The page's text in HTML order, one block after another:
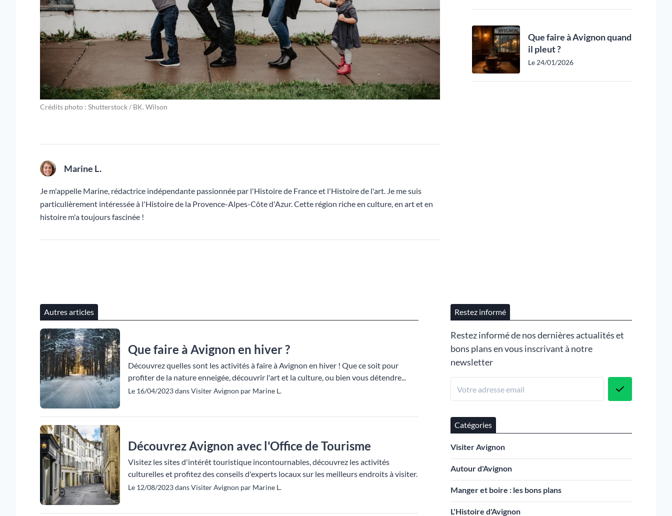
Crédits photo : Shutterstock / BK. Wilson
Marine L.
Je m'appelle Marine, rédactrice indépendante passionnée par l'Histoire de France et l'Histoire de l'art. Je me suis
particulièrement intéressée à l'Histoire de la Provence-Alpes-Côte d'Azur. Cette région riche en culture, en art et en
histoire m'a toujours fascinée !
Que faire à Avignon quand
il pleut ?
Le 24/01/2026
Autres articles
Que faire à Avignon en hiver ?
Découvrez quelles sont les activités à faire à Avignon en hiver ! Que ce soit pour
profiter de la nature enneigée, découvrir l'art et la culture, ou bien vous détendre...
Le 16/04/2023 dans Visiter Avignon par Marine L.
Découvrez Avignon avec l'Office de Tourisme
Visitez les sites d'intérêt touristique incontournables, découvrez les activités
culturelles et profitez des conseils d'experts locaux sur les meilleurs endroits à visiter.
Le 12/08/2023 dans Visiter Avignon par Marine L.
Restez informé
Restez informé de nos dernières actualités et
bons plans en vous inscrivant à notre
newsletter
Catégories
Visiter Avignon
Autour d'Avignon
Manger et boire : les bons plans
L'Histoire d'Avignon